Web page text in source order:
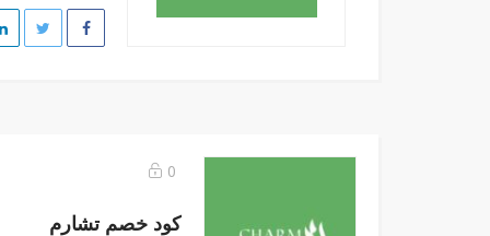
0
كود خصم تشارم